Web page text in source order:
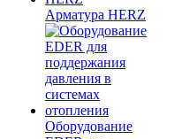
Арматура HERZ
Оборудование